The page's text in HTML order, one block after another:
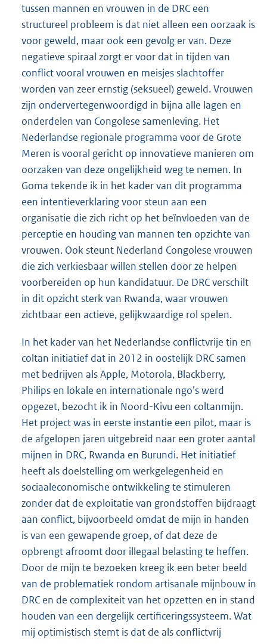
tussen mannen en vrouwen in de DRC een
structureel probleem is dat niet alleen een oorzaak is
voor geweld, maar ook een gevolg er van. Deze
negatieve spiraal zorgt er voor dat in tijden van
conflict vooral vrouwen en meisjes slachtoffer
worden van zeer ernstig (seksueel) geweld. Vrouwen
zijn ondervertegenwoordigd in bijna alle lagen en
onderdelen van Congolese samenleving. Het
Nederlandse regionale programma voor de Grote
Meren is vooral gericht op innovatieve manieren om
oorzaken van deze ongelijkheid weg te nemen. In
Goma tekende ik in het kader van dit programma
een intentieverklaring voor steun aan een
organisatie die zich richt op het beïnvloeden van de
perceptie en houding van mannen ten opzichte van
vrouwen. Ook steunt Nederland Congolese vrouwen
die zich verkiesbaar willen stellen door ze helpen
voorbereiden op hun kandidatuur. De DRC verschilt
in dit opzicht sterk van Rwanda, waar vrouwen
zichtbaar een actieve, gelijkwaardige rol spelen.
In het kader van het Nederlandse conflictvrije tin en
coltan initiatief dat in 2012 in oostelijk DRC samen
met bedrijven als Apple, Motorola, Blackberry,
Philips en lokale en internationale ngo’s werd
opgezet, bezocht ik in Noord-Kivu een coltanmijn.
Het project was in eerste instantie een pilot, maar is
de afgelopen jaren uitgebreid naar een groter aantal
mijnen in DRC, Rwanda en Burundi. Het initiatief
heeft als doelstelling om werkgelegenheid en
sociaaleconomische ontwikkeling te stimuleren
zonder dat de exploitatie van grondstoffen bijdraagt
aan conflict, bijvoorbeeld omdat de mijn in handen
is van een gewapende groep, of dat deze de
opbrengt afroomt door illegaal belasting te heffen.
Door de mijn te bezoeken kreeg ik een beter beeld
van de problematiek rondom artisanale mijnbouw in
DRC en de complexiteit van het opzetten en in stand
houden van een dergelijk certificeringssysteem. Wat
mij optimistisch stemt is dat de als conflictvrij